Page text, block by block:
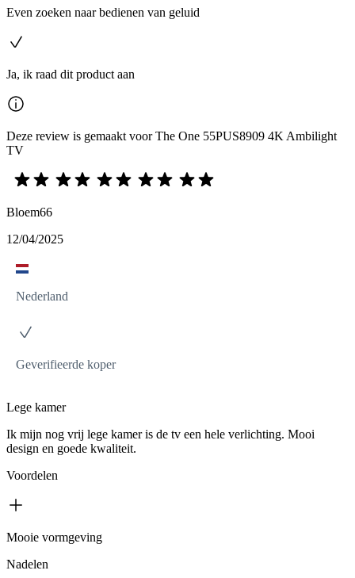
Even zoeken naar bedienen van geluid
Ja, ik raad dit product aan
Deze review is gemaakt voor The One 55PUS8909 4K Ambilight
TV
Bloem66
12/04/2025
Nederland
Geverifieerde koper
Lege kamer
Ik mijn nog vrij lege kamer is de tv een hele verlichting. Mooi
design en goede kwaliteit.
Voordelen
Mooie vormgeving
Nadelen